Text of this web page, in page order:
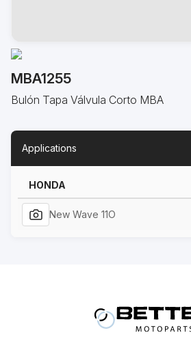
MBA1255
Bulón Tapa Válvula Corto MBA
Applications
HONDA
New Wave 11O